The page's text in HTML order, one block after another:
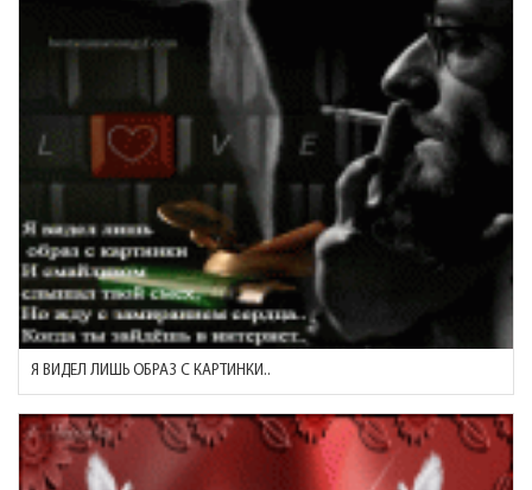
Я ВИДЕЛ ЛИШЬ ОБРАЗ С КАРТИНКИ..